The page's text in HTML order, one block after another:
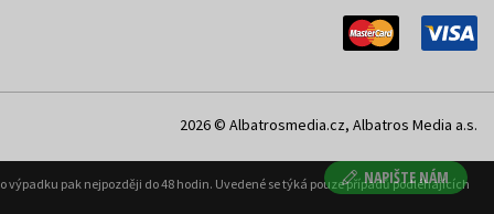
NAPIŠTE NÁM
2026 © Albatrosmedia.cz, Albatros Media a.s.
pak nejpozději do 48 hodin. Uvedené se týká pouze případů podléhajících